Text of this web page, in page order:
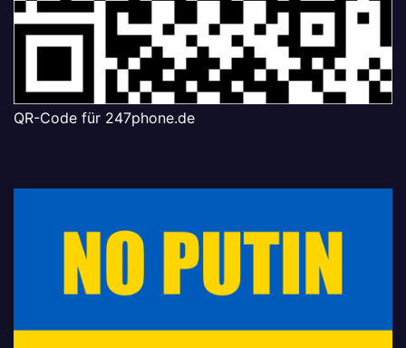
QR-Code für 247phone.de